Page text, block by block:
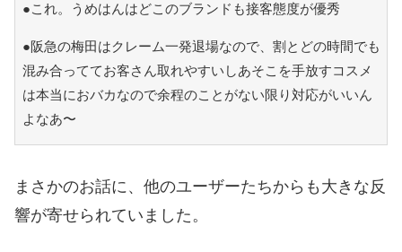
●これ。うめはんはどこのブランドも接客態度が優秀
●阪急の梅田はクレーム一発退場なので、割とどの時間でも
混み合っててお客さん取れやすいしあそこを手放すコスメ
は本当におバカなので余程のことがない限り対応がいいん
よなあ〜
まさかのお話に、他のユーザーたちからも大きな反
響が寄せられていました。